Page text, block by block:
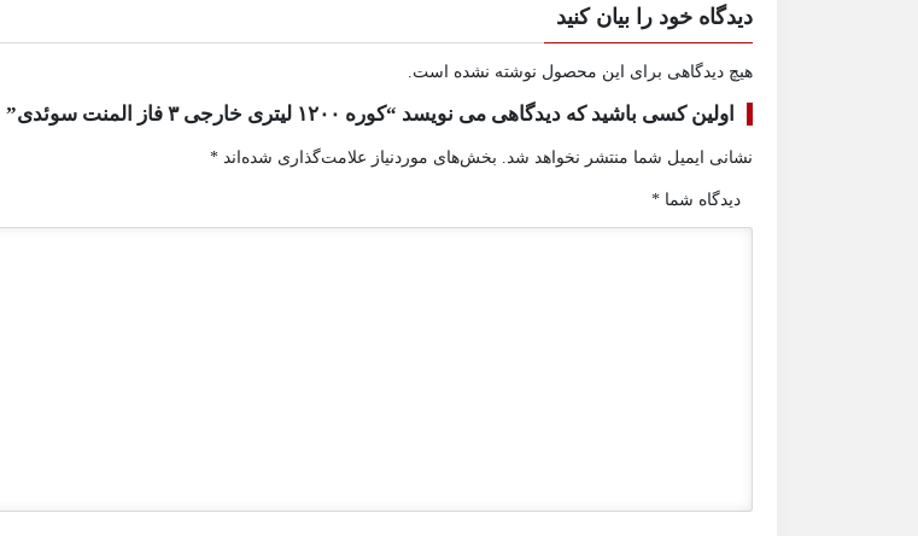
دیدگاه خود را بیان کنید
هیچ دیدگاهی برای این محصول نوشته نشده است.
اولین کسی باشید که دیدگاهی می نویسد “کوره ۱۲۰۰ لیتری خارجی ۳ فاز المنت سوئدی”
نشانی ایمیل شما منتشر نخواهد شد. بخش‌های موردنیاز علامت‌گذاری شده‌اند *
دیدگاه شما *